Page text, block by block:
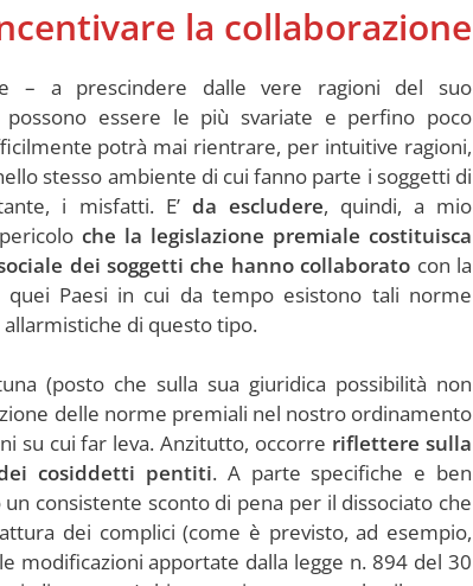
la collaborazione
– a prescindere dalle vere ragioni del suo
possono essere le più svariate e perfino poco
potrà mai rientrare, per intuitive ragioni,
stesso ambiente di cui fanno parte i soggetti di
i misfatti. E’ da escludere, quindi, a mio
che la legislazione premiale costituisca
dei soggetti che hanno collaborato con la
quei Paesi in cui da tempo esistono tali norme
di questo tipo.
(posto che sulla sua giuridica possibilità non
delle norme premiali nel nostro ordinamento
su cui far leva. Anzitutto, occorre riflettere sulla
cosiddetti pentiti. A parte specifiche e ben
consistente sconto di pena per il dissociato che
dei complici (come è previsto, ad esempio,
modificazioni apportate dalla legge n. 894 del 30